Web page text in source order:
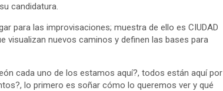
candidatura.
para las improvisaciones; muestra de ello es CIUDAD
visualizan nuevos caminos y definen las bases para
cada uno de los estamos aquí?, todos están aquí por
lo primero es soñar cómo lo queremos ver y qué